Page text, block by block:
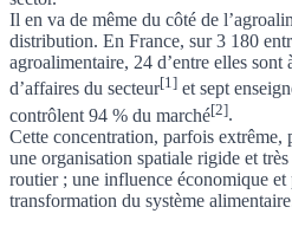
Il en va de même du côté de
distribution. En France, sur 3 180
agroalimentaire, 24 d’entre elles
d’affaires du secteur[1] et sept
contrôlent 94 % du marché[2].
Cette concentration, parfois extrême,
une organisation spatiale rigide et
routier ; une influence économique
transformation du système